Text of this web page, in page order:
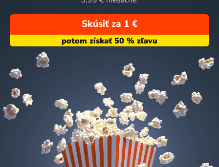
Skúsiť za 1 €